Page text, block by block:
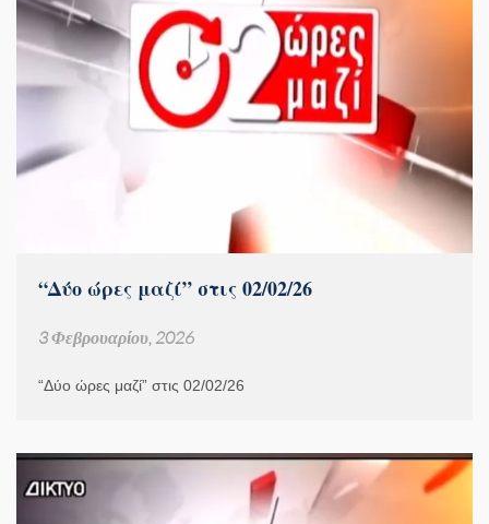
“Δύο ώρες μαζί” στις 02/02/26
3 Φεβρουαρίου, 2026
“Δύο ώρες μαζί” στις 02/02/26